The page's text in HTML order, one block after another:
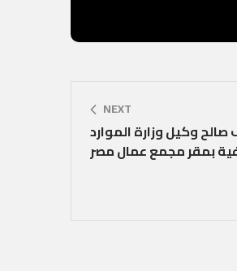
NEXT
وكيل وزارة الموارد
بمقر مجمع عمال مصر